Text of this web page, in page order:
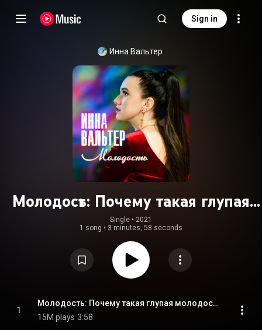
Sign in
Инна Вальтер
Молодость: Почему такая глупая
молодость?
Single • 2021
1 song • 3 minutes, 58 seconds
1
Молодость: Почему такая глупая молодость?
15M plays 3:58